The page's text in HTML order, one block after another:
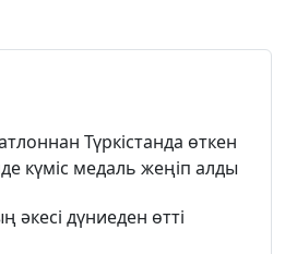
Түркістанда өткен
күміс медаль жеңіп алды
дүниеден өтті